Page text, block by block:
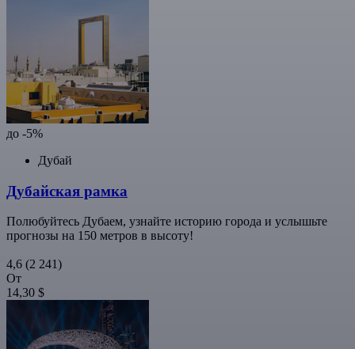
до -5%
Дубай
Дубайская рамка
Полюбуйтесь Дубаем, узнайте историю города и услышьте
прогнозы на 150 метров в высоту!
4,6 (2 241)
От
14,30 $